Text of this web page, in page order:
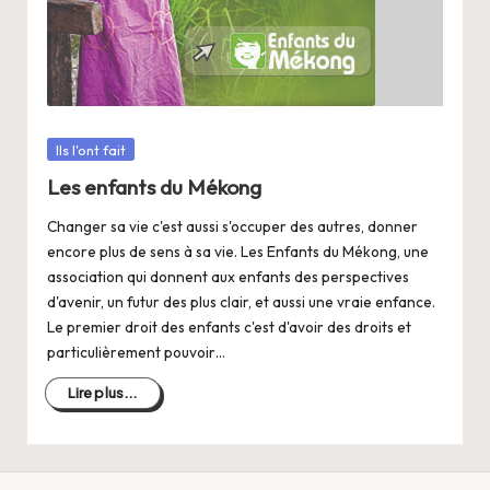
n
g
e
r
s
a
V
ie
Posté
Ils l'ont fait
Les enfants du Mékong
Changer sa vie c'est aussi s'occuper des autres, donner
encore plus de sens à sa vie. Les Enfants du Mékong, une
association qui donnent aux enfants des perspectives
d'avenir, un futur des plus clair, et aussi une vraie enfance.
Le premier droit des enfants c'est d'avoir des droits et
particulièrement pouvoir…
Lire plus...